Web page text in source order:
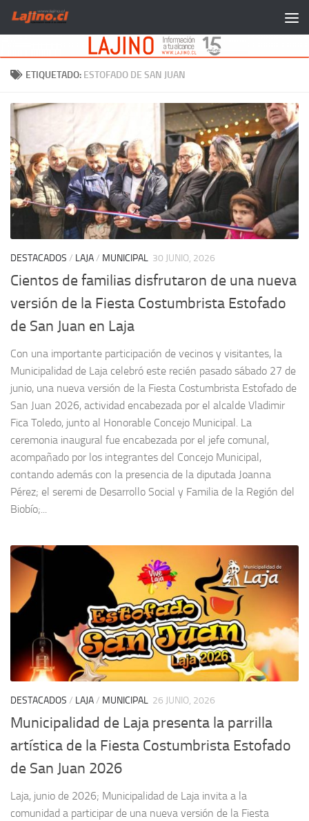
Saltar al contenido
ETIQUETADO: ESTOFADO DE SAN JUAN
DESTACADOS / LAJA/ MUNICIPAL 30 JUNIO, 2026
Cientos de familias disfrutaron de una nueva
versión de la Fiesta Costumbrista Estofado
de San Juan en Laja
Con una importante participación de vecinos y visitantes, la
Municipalidad de Laja celebró este recién pasado sábado 27 de
junio, una nueva versión de la Fiesta Costumbrista Estofado de
San Juan 2026, actividad encabezada por el alcalde Vladimir
Fica Toledo, junto al Honorable Concejo Municipal. La
ceremonia inaugural fue encabezada por el jefe comunal,
acompañado por los integrantes del Concejo Municipal,
contando además con la presencia de la diputada Joanna
Pérez; el seremi de Desarrollo Social y Familia de la Región del
Biobío;...
DESTACADOS / LAJA/ MUNICIPAL 26 JUNIO, 2026
Municipalidad de Laja presenta la parrilla
artística de la Fiesta Costumbrista Estofado
de San Juan 2026
Laja, junio de 2026; Municipalidad de Laja invita a la
comunidad a participar de una nueva versión de la Fiesta